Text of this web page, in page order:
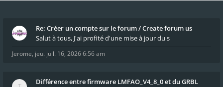
Re: Créer un compte sur le forum / Create forum us
Salut à tous, J'ai profité d'une mise à jour du s
Jerome, jeu. juil. 16, 2026 6:56 am
Différence entre firmware LMFAO_V4_8_0 et du GRBL